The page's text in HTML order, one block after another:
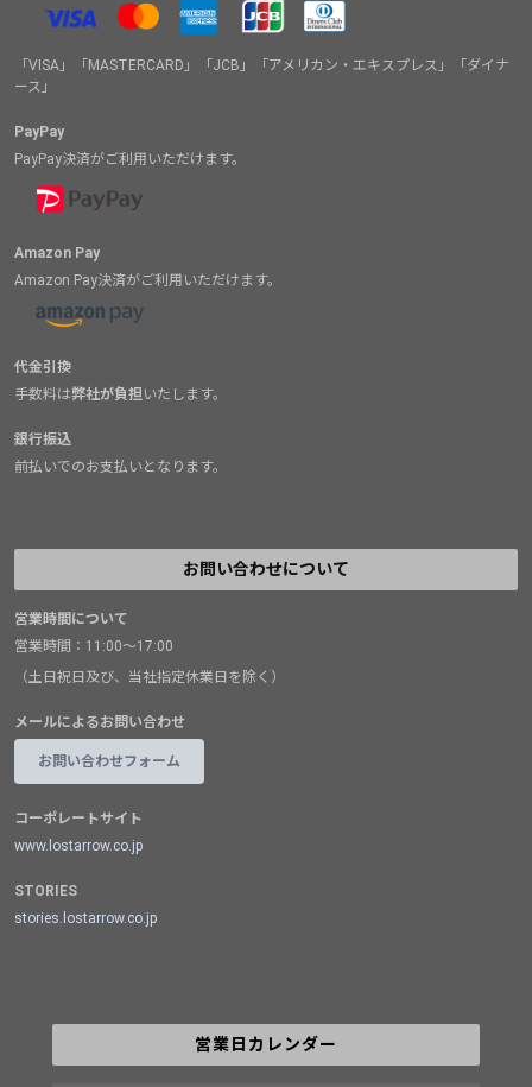
「VISA」「MASTERCARD」「JCB」「アメリカン・エキスプレス」「ダイナ
ース」
PayPay
PayPay決済がご利用いただけます。
Amazon Pay
Amazon Pay決済がご利用いただけます。
代金引換
手数料は弊社が負担いたします。
銀行振込
前払いでのお支払いとなります。
お問い合わせについて
営業時間について
営業時間：11:00～17:00
（土日祝日及び、当社指定休業日を除く）
メールによるお問い合わせ
お問い合わせフォーム
コーポレートサイト
www.lostarrow.co.jp
STORIES
stories.lostarrow.co.jp
営業日カレンダー